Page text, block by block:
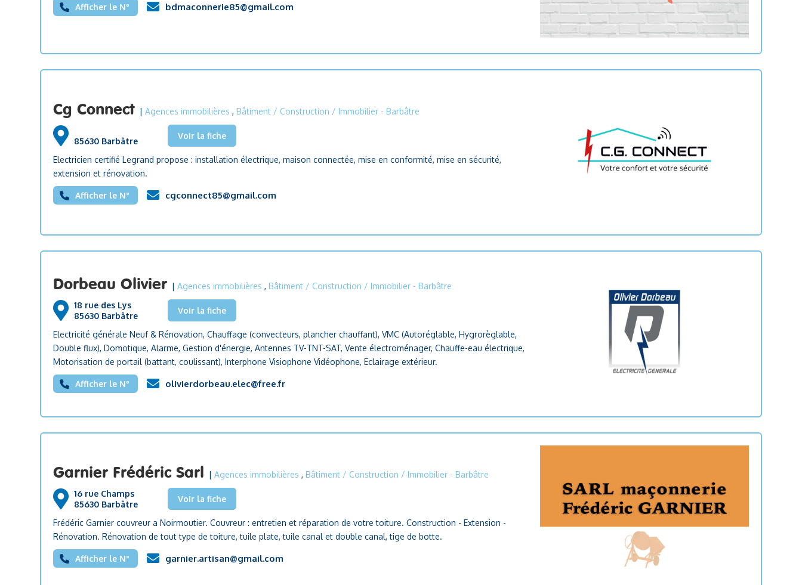
Afficher le N° bdmaconnerie85@gmail.com
Cg Connect |Agences immobilières ,Bâtiment / Construction / Immobilier - Barbâtre
85630 Barbâtre Voir la fiche
Electricien certifié Legrand propose : installation électrique, maison connectée, mise en conformité, mise en sécurité,
extension et rénovation.
Afficher le N° cgconnect85@gmail.com
Dorbeau Olivier |Agences immobilières ,Bâtiment / Construction / Immobilier - Barbâtre
18 rue des Lys
85630 Barbâtre
Voir la fiche
Electricité générale Neuf & Rénovation, Chauffage (convecteurs, plancher chauffant), VMC (Autoréglable, Hygrorèglable,
Double flux), Domotique, Alarme, Gestion d'énergie, Antennes TV-TNT-SAT, Vente électroménager, Chauffe-eau électrique,
Motorisation de portail (battant, coulissant), Interphone Visiophone Vidéophone, Eclairage extérieur.
Afficher le N° olivierdorbeau.elec@free.fr
Garnier Frédéric Sarl |Agences immobilières ,Bâtiment / Construction / Immobilier - Barbâtre
16 rue Champs
85630 Barbâtre
Voir la fiche
Frédéric Garnier couvreur a Noirmoutier. Couvreur : entretien et réparation de votre toiture. Construction - Extension -
Rénovation. Rénovation de tout type de toiture, tuile plate, tuile canal et double canal, tige de botte.
Afficher le N° garnier.artisan@gmail.com